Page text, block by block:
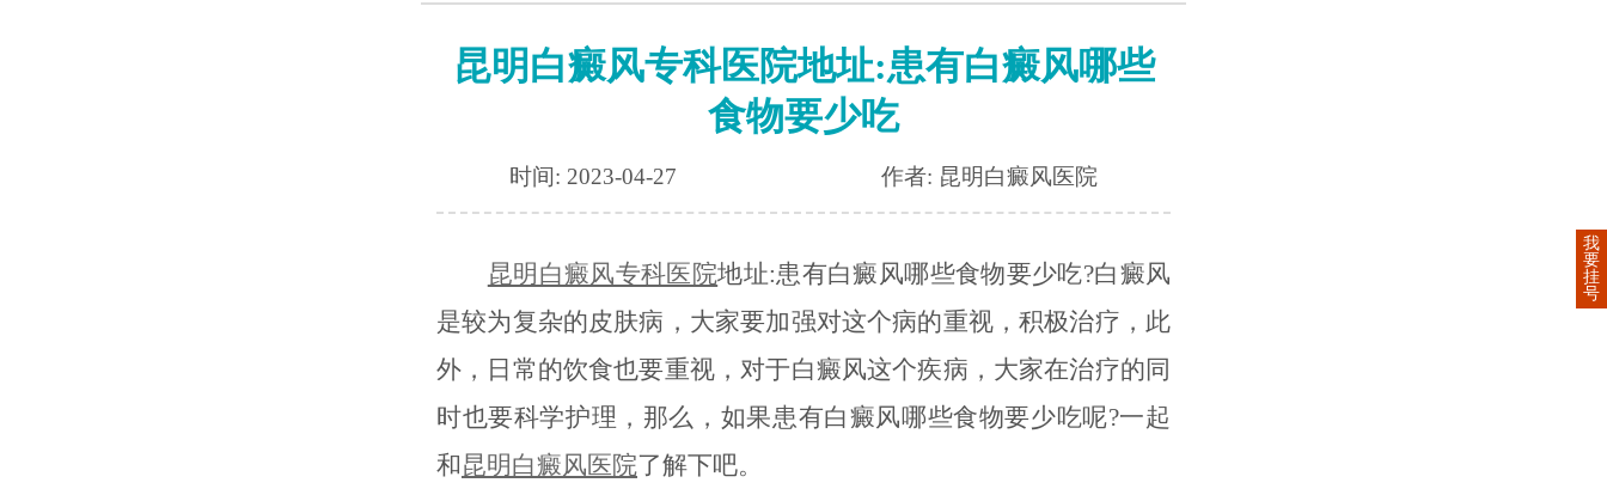
昆明白癜风专科医院地址:患有白癜风哪些
食物要少吃
时间: 2023-04-27 作者: 昆明白癜风医院
昆明白癜风专科医院地址:患有白癜风哪些食物要少吃?白癜风
是较为复杂的皮肤病，大家要加强对这个病的重视，积极治疗，此
外，日常的饮食也要重视，对于白癜风这个疾病，大家在治疗的同
时也要科学护理，那么，如果患有白癜风哪些食物要少吃呢?一起
和昆明白癜风医院了解下吧。
我
要
挂
号